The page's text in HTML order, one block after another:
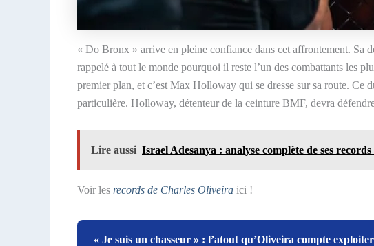
« Do Bronx » arrive en pleine confiance dans cet affrontement. Sa
rappelé à tout le monde pourquoi il reste l’un des combattants les
premier plan, et c’est Max Holloway qui se dresse sur sa route. Ce
particulière. Holloway, détenteur de la ceinture BMF, devra
Lire aussi Israel Adesanya : analyse complète de ses
Voir les records de Charles Oliveira ici !
« Je suis un chasseur » : l’atout qu’Oliveira compte exploiter